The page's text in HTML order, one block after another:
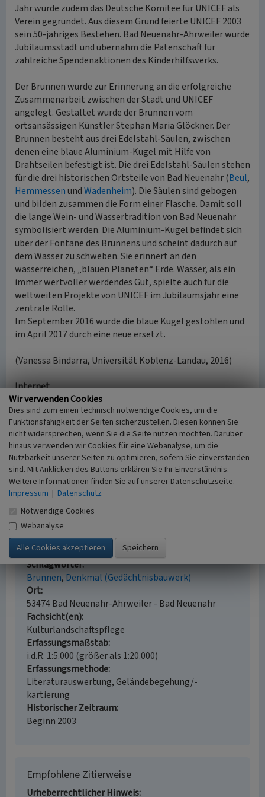
Jahr wurde zudem das Deutsche Komitee für UNICEF als
Verein gegründet. Aus diesem Grund feierte UNICEF 2003
sein 50-jähriges Bestehen. Bad Neuenahr-Ahrweiler wurde
Jubiläumsstadt und übernahm die Patenschaft für
zahlreiche Spendenaktionen des Kinderhilfswerks.
Der Brunnen wurde zur Erinnerung an die erfolgreiche
Zusammenarbeit zwischen der Stadt und UNICEF
angelegt. Gestaltet wurde der Brunnen vom
ortsansässigen Künstler Stephan Maria Glöckner. Der
Brunnen besteht aus drei Edelstahl-Säulen, zwischen
denen eine blaue Aluminium-Kugel mit Hilfe von
Drahtseilen befestigt ist. Die drei Edelstahl-Säulen stehen
für die drei historischen Ortsteile von Bad Neuenahr (Beul,
HemmessenundWadenheim). Die Säulen sind gebogen
und bilden zusammen die Form einer Flasche. Damit soll
die lange Wein- und Wassertradition von Bad Neuenahr
symbolisiert werden. Die Aluminium-Kugel befindet sich
über der Fontäne des Brunnens und scheint dadurch auf
dem Wasser zu schweben. Sie erinnert an den
wasserreichen, „blauen Planeten“ Erde. Wasser, als ein
immer wertvoller werdendes Gut, spielte auch für die
weltweiten Projekte von UNICEF im Jubiläumsjahr eine
zentrale Rolle.
Im September 2016 wurde die blaue Kugel gestohlen und
im April 2017 durch eine neue ersetzt.
(Vanessa Bindarra, Universität Koblenz-Landau, 2016)
Internet
www.aw-wiki.de: UNICEF-Brunnen Bad Neuenahr
(abgerufen 11.09.2018)
de.wikipedia.org: UNICEF (abgerufen 11.09.2018)
Literatur
Robbel, Daniel; Unschuld, Dirk (2020) 111 Orte im
Ahrtal, die man gesehen haben muss. S. 96-97, Köln.
UNICEF-Brunnen in Bad Neuenahr
Schlagwörter
Brunnen Denkmal (Gedächtnisbauwerk)
Ort
53474 Bad Neuenahr-Ahrweiler - Bad Neuenahr
Fachsicht(en)
Kulturlandschaftspflege
Erfassungsmaßstab
i.d.R. 1:5.000 (größer als 1:20.000)
Erfassungsmethode
Literaturauswertung, Geländebegehung/-
kartierung
Historischer Zeitraum
Beginn 2003
Empfohlene Zitierweise
Urheberrechtlicher Hinweis
Wir verwenden Cookies
Dies sind zum einen technisch notwendige Cookies, um die
Funktionsfähigkeit der Seiten sicherzustellen. Diesen können Sie
nicht widersprechen, wenn Sie die Seite nutzen möchten. Darüber
hinaus verwenden wir Cookies für eine Webanalyse, um die
Nutzbarkeit unserer Seiten zu optimieren, sofern Sie einverstanden
sind. Mit Anklicken des Buttons erklären Sie Ihr Einverständnis.
Weitere Informationen finden Sie auf unserer Datenschutzseite.
Impressum | Datenschutz
Notwendige Cookies
Webanalyse